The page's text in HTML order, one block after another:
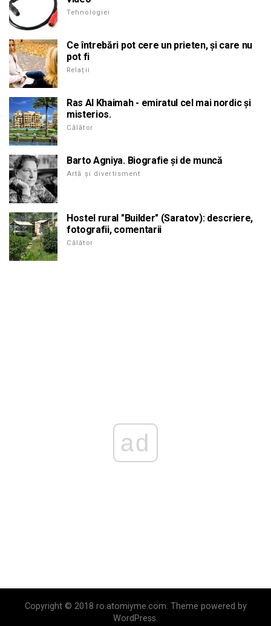
Tehnologiei
Ce întrebări pot cere un prieten, și care nu
pot fi
Relații
Ras Al Khaimah - emiratul cel mai nordic și
misterios.
Călător
Barto Agniya. Biografie și de muncă
Artă și divertisment
Hostel rural "Builder" (Saratov): descriere,
fotografii, comentarii
Călător
ad
Copyright © 2018 ro.atomiyme.com. Theme powered by
WordPress.